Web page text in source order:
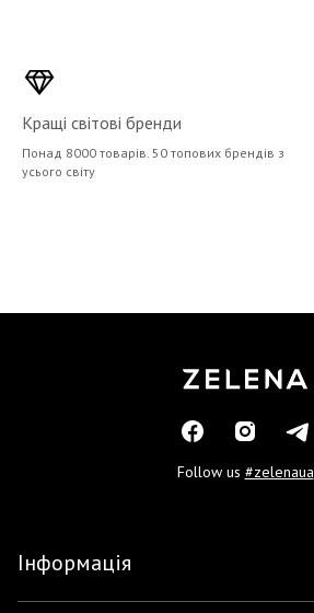
Кращі світові бренди
Понад 8000 товарів. 50 топових брендів з
усього світу
Follow us #zelenaua
Інформація